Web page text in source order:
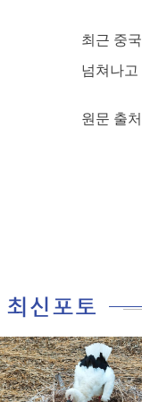
최근 중
넘쳐나고
원문 출